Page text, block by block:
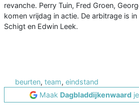
revanche. Perry Tuin, Fred Groen,
komen vrijdag in actie. De arbitrage is
Schigt en Edwin Leek.
beurten, team, eindstand
Maak Dagbladdijkenwaard